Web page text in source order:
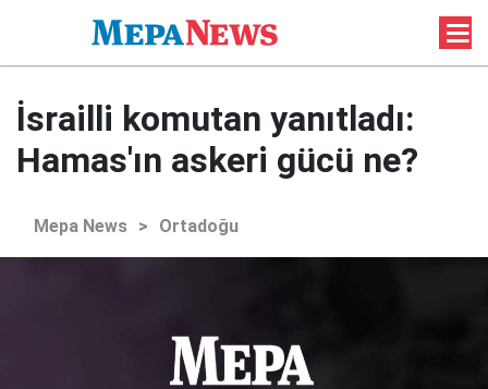
İsrailli komutan yanıtladı:
Hamas'ın askeri gücü ne?
Mepa News > Ortadoğu